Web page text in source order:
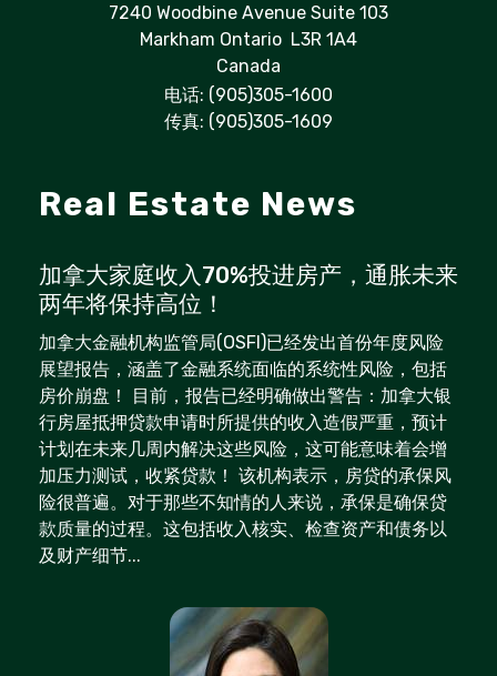
7240 Woodbine Avenue Suite 103
Markham Ontario L3R 1A4
Canada
电话: (905)305-1600
传真: (905)305-1609
Real Estate News
加拿大家庭收入70%投进房产，通胀未来
两年将保持高位！
加拿大金融机构监管局(OSFI)已经发出首份年度风险
展望报告，涵盖了金融系统面临的系统性风险，包括
房价崩盘！ 目前，报告已经明确做出警告：加拿大银
行房屋抵押贷款申请时所提供的收入造假严重，预计
计划在未来几周内解决这些风险，这可能意味着会增
加压力测试，收紧贷款！ 该机构表示，房贷的承保风
险很普遍。对于那些不知情的人来说，承保是确保贷
款质量的过程。这包括收入核实、检查资产和债务以
及财产细节...